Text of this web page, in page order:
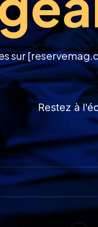
sur
Restez à